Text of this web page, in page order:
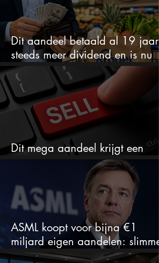
Dit aandeel betaald al 19 jaar
steeds meer dividend en is nu
goedkoop
Dit mega aandeel krijgt een
zeldzaam verkoopadvies
ASML koopt voor bijna €1
miljard eigen aandelen: slimme
zet of dure timing?